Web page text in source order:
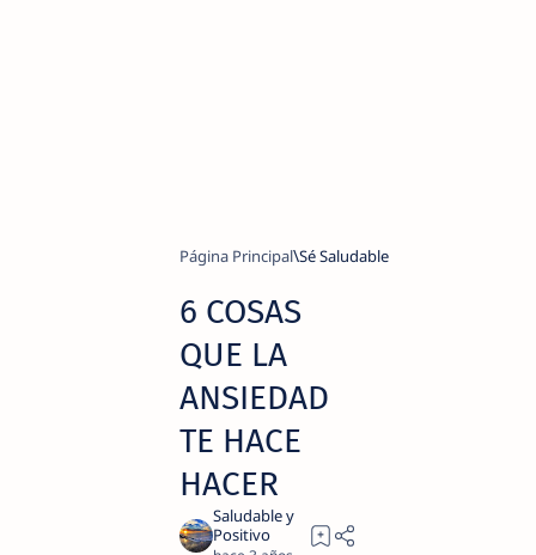
Página Principal Sé Saludable
6 COSAS
QUE LA
ANSIEDAD
TE HACE
HACER